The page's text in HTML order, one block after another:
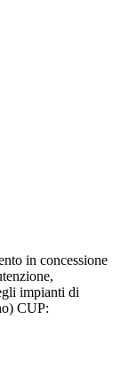
in concessione
impianti di
CUP: